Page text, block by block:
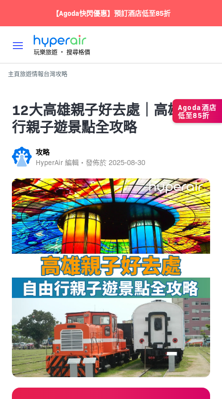
【Agoda快閃優惠】預訂酒店低至85折
玩樂旅遊 ‧ 搜尋格價
主頁旅遊情報台灣攻略
12大高雄親子好去處｜高雄自由
行親子遊景點全攻略
攻略
HyperAir 編輯・發佈於 2025-08-30
Agoda酒店
低至85折